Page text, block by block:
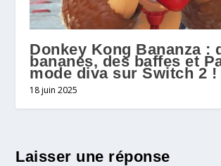
Donkey Kong Bananza :
bananes, des baffes et
mode diva sur Switch 2 !
18 juin 2025
Laisser une réponse